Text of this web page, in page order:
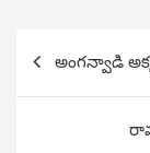
navigation
అంగన్వాడి